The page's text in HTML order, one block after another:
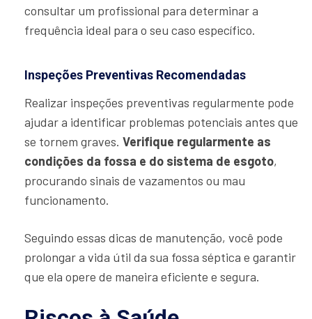
consultar um profissional para determinar a
frequência ideal para o seu caso específico.
Inspeções Preventivas Recomendadas
Realizar inspeções preventivas regularmente pode
ajudar a identificar problemas potenciais antes que
se tornem graves. Verifique regularmente as
condições da fossa e do sistema de esgoto,
procurando sinais de vazamentos ou mau
funcionamento.
Seguindo essas dicas de manutenção, você pode
prolongar a vida útil da sua fossa séptica e garantir
que ela opere de maneira eficiente e segura.